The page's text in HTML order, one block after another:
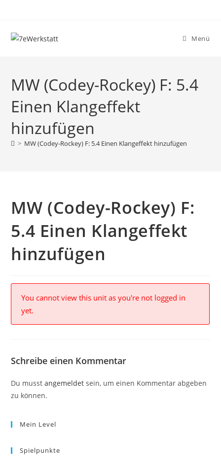
springen
Menü
MW (Codey-Rockey) F: 5.4
Einen Klangeffekt
hinzufügen
> MW (Codey-Rockey) F: 5.4 Einen Klangeffekt hinzufügen
MW (Codey-Rockey) F:
5.4 Einen Klangeffekt
hinzufügen
You cannot view this unit as you're not logged in
yet.
Schreibe einen Kommentar
Du musstangemeldet sein, um einen Kommentar abgeben
zu können.
Mein Level
Spielpunkte